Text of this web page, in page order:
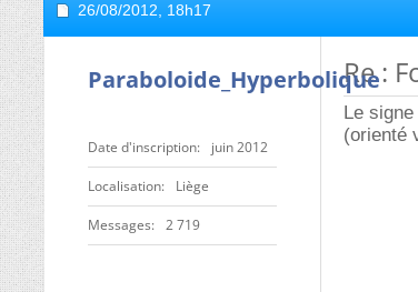
26/08/2012, 18h17
Paraboloide_Hyperbolique
Date d'inscription juin 2012
Localisation Liège
Messages 2 719
Re :
Le
(orienté